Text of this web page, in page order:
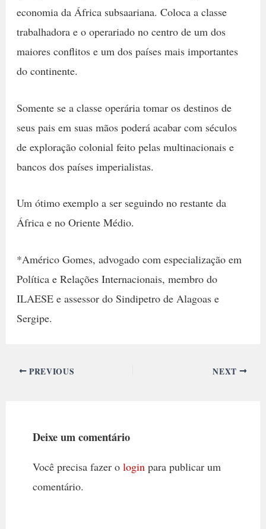
economia da África subsaariana. Coloca a classe
trabalhadora e o operariado no centro de um dos
maiores conflitos e um dos países mais importantes
do continente.
Somente se a classe operária tomar os destinos de
seus pais em suas mãos poderá acabar com séculos
de exploração colonial feito pelas multinacionais e
bancos dos países imperialistas.
Um ótimo exemplo a ser seguindo no restante da
África e no Oriente Médio.
*Américo Gomes, advogado com especialização em
Política e Relações Internacionais, membro do
ILAESE e assessor do Sindipetro de Alagoas e
Sergipe.
PREVIOUS NEXT
Deixe um comentário
Você precisa fazer o login para publicar um
comentário.